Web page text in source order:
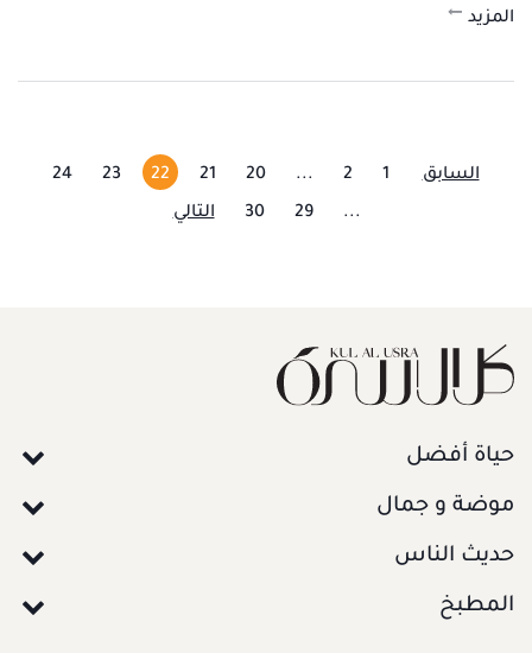
المزيد
السابق 1
2
...
20
21
22
23
24
...
29
30 التالي
حياة أفضل
موضة و جمال
حديث الناس
المطبخ